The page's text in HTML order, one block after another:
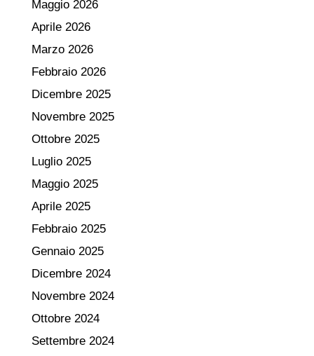
Maggio 2026
Aprile 2026
Marzo 2026
Febbraio 2026
Dicembre 2025
Novembre 2025
Ottobre 2025
Luglio 2025
Maggio 2025
Aprile 2025
Febbraio 2025
Gennaio 2025
Dicembre 2024
Novembre 2024
Ottobre 2024
Settembre 2024